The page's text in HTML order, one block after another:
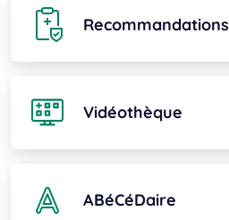
Recommandations
Vidéothèque
ABéCéDaire